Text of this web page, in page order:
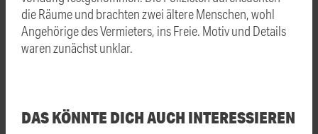
die Räume und brachten zwei ältere Menschen, wohl
Angehörige des Vermieters, ins Freie. Motiv und Details
waren zunächst unklar.
DAS KÖNNTE DICH AUCH INTERESSIEREN